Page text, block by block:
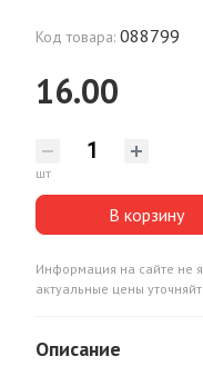
Код товара: 088799
16.00
шт
В корзину
Информация на сайте не
актуальные цены
Описание